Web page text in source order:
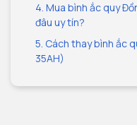
4. Mua bình ắc quy
đâu uy tín?
5. Cách thay bình ắc
35AH)